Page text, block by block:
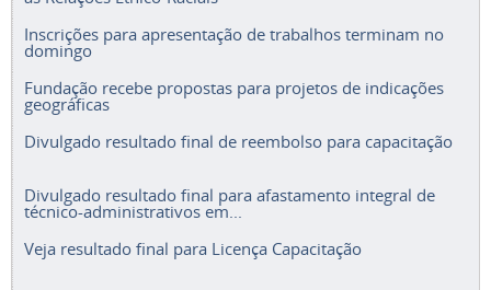
Inscrições para apresentação de trabalhos terminam no
domingo
Fundação recebe propostas para projetos de indicações
geográficas
Divulgado resultado final de reembolso para capacitação
Divulgado resultado final para afastamento integral de
técnico-administrativos em...
Veja resultado final para Licença Capacitação